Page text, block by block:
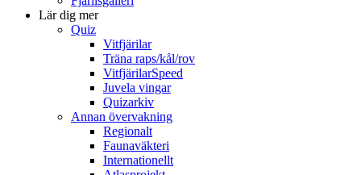
Lär dig mer
Quiz
Vitfjärilar
Träna raps/kål/rov
VitfjärilarSpeed
Juvela vingar
Quizarkiv
Annan övervakning
Regionalt
Faunaväkteri
Internationellt